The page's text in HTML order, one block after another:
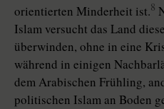
orientierten Minderheit ist.8
Islam versucht das Land
überwinden, ohne in eine
während in einigen
dem Arabischen Frühling,
politischen Islam an Boden